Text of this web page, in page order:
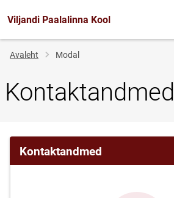
Viljandi Paalalinna Kool
Jälglink
Avaleht Modal
Kontaktandmed
Kontaktandmed